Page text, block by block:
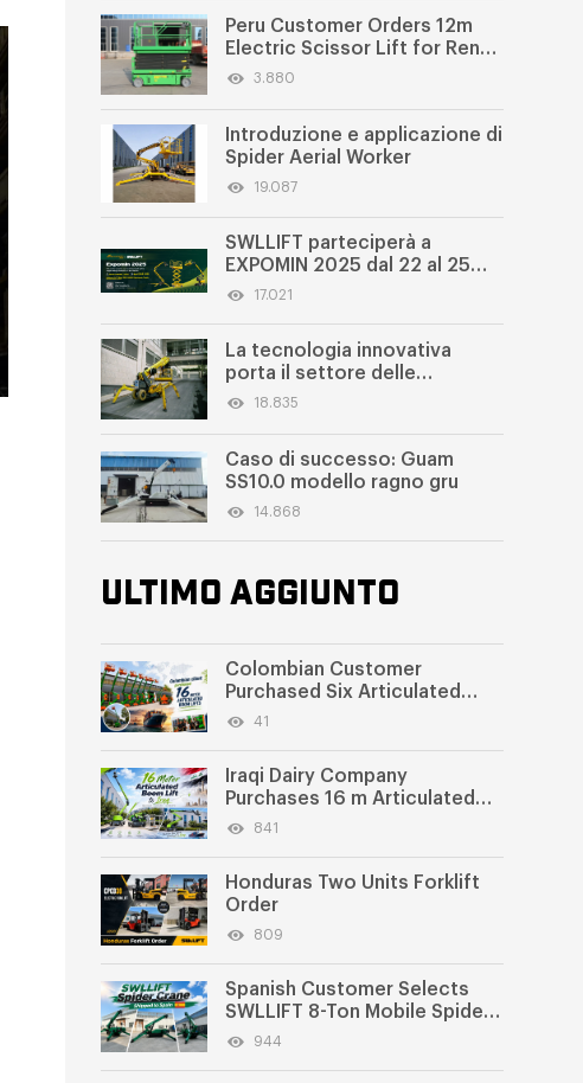
Peru Customer Orders 12m
Electric Scissor Lift for Rental
Business
3.880
Introduzione e applicazione di
Spider Aerial Worker
19.087
SWLLIFT parteciperà a
EXPOMIN 2025 dal 22 al 25
aprile
17.021
La tecnologia innovativa
porta il settore delle
piattaforme di lavoro aeree a
18.835
Caso di successo: Guam
SS10.0 modello ragno gru
14.868
ULTIMO AGGIUNTO
Colombian Customer
Purchased Six Articulated
Boom Lifts from SWLLIFT
41
Iraqi Dairy Company
Purchases 16 m Articulated
Boom Lift
841
Honduras Two Units Forklift
Order
809
Spanish Customer Selects
SWLLIFT 8-Ton Mobile Spider
Crane
944